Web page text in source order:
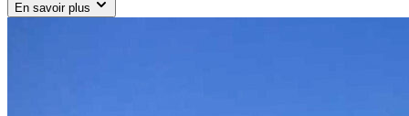
En savoir plus